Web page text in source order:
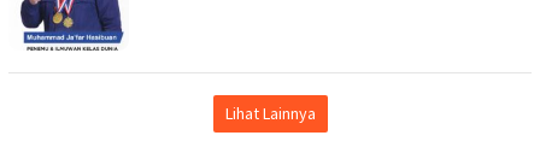
Lihat Lainnya